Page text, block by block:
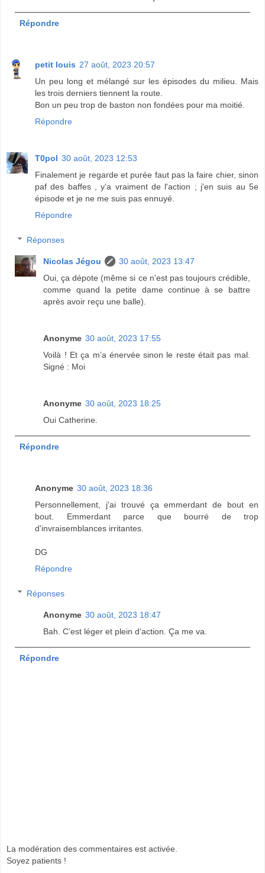
Répondre
petit louis 27 août, 2023 20:57
Un peu long et mélangé sur les épisodes du milieu. Mais
les trois derniers tiennent la route.
Bon un peu trop de baston non fondées pour ma moitié.
Répondre
T0pol 30 août, 2023 12:53
Finalement je regarde et purée faut pas la faire chier, sinon
paf des baffes , y'a vraiment de l'action ; j'en suis au 5e
épisode et je ne me suis pas ennuyé.
Répondre
Réponses
Nicolas Jégou
30 août, 2023 13:47
Oui, ça dépote (même si ce n'est pas toujours crédible,
comme quand la petite dame continue à se battre
après avoir reçu une balle).
Anonyme 30 août, 2023 17:55
Voilà ! Et ça m’a énervée sinon le reste était pas mal.
Signé : Moi
Anonyme 30 août, 2023 18:25
Oui Catherine.
Répondre
Anonyme 30 août, 2023 18:36
Personnellement, j'ai trouvé ça emmerdant de bout en
bout. Emmerdant parce que bourré de trop
d'invraisemblances irritantes.
DG
Répondre
Réponses
Anonyme 30 août, 2023 18:47
Bah. C’est léger et plein d’action. Ça me va.
Répondre
La modération des commentaires est activée.
Soyez patients !